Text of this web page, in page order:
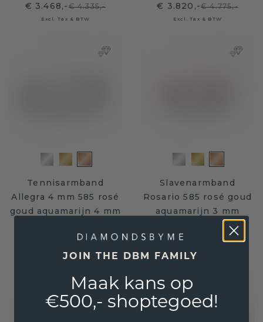
€ 3.468,-€ 4.335,-
Excl. Tax & BTW
€ 3.820,-€ 4.775,-
Excl. Tax & BTW
Tennisarmband
Allegra 4 mm 585 rosé
goud aquamarijn 4 mm
€ 11.155,-
Slavenarmband
Rosario 585 rosé goud
aquamarijn 3 mm
€ 2.516,- € 3.145,-
JOIN THE DBM FAMILY
Maak kans op
€500,- shoptegoed!